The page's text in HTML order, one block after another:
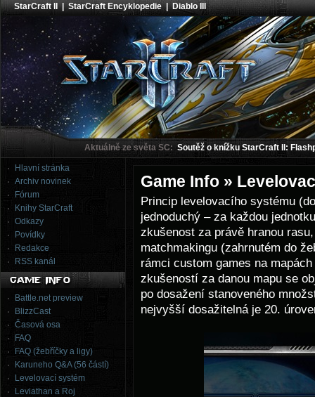
StarCraft II |StarCraft Encyklopedie|Diablo III
Aktuálně ze světa SC: Soutěž o knížku StarCraft II:
Hlavní stránka
Archiv novinek
Fórum
Knihy StarCraft
Odkazy
Povídky
Redakce
RSS kanál
Battle.net preview
BlizzCast
Časová osa
FAQ
FAQ (žebříčky a ligy)
Karuneho Q&A (56 částí)
Levelovací systém
Leviathan a Roj
Game Info »
Princip levelovacího systému
jednoduchý – za každou
zkušenost za právě hranou
matchmakingu (zahrnutém do
rámci custom games na
zkušeností za danou mapu se
po dosažení stanoveného
nejvyšší dosažitelná je 20.